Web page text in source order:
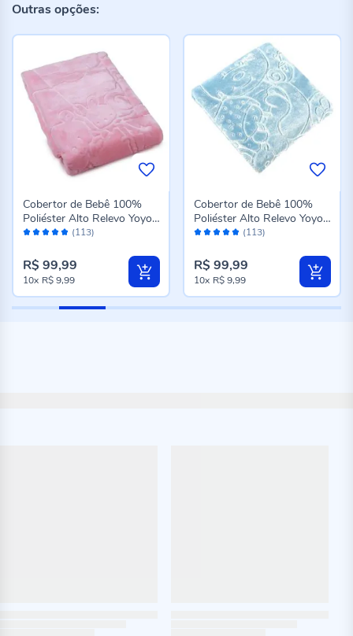
Outras opções:
Avaliação: (113)
Cobertor de Bebê 100%
Poliéster Alto Relevo Yoyo -
Rosa
R$ 99,99
10x R$ 9,99
Avaliação: (113)
Cobertor de Bebê 100%
Poliéster Alto Relevo Yoyo -
Azul
R$ 99,99
10x R$ 9,99